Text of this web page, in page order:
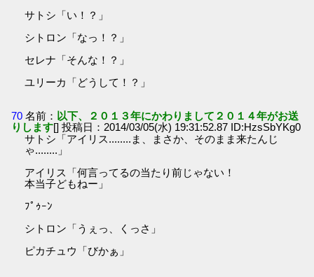
サトシ「い！？」
シトロン「なっ！？」
セレナ「そんな！？」
ユリーカ「どうして！？」
70 名前： 以下、２０１３年にかわりまして２０１４年がお送
りします[] 投稿日：2014/03/05(水) 19:31:52.87 ID:HzsSbYKg0
サトシ「アイリス........ま、まさか、そのまま来たんじ
ゃ........」
アイリス「何言ってるの当たり前じゃない！
本当子どもねー」
ﾌﾟｩｰﾝ
シトロン「うぇっ、くっさ」
ピカチュウ「びかぁ」